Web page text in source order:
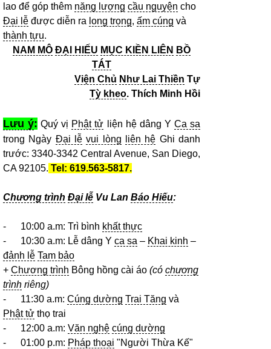
lao để góp thêm năng lượng cầu nguyện cho
Đại lễ được diễn ra long trọng, ấm cúng và
thành tựu.
NAM MÔ ĐẠI HIẾU MỤC KIỀN LIÊN BỒ
TÁT
Viện Chủ Như Lai Thiền Tự
Tỳ kheo. Thích Minh Hồi
Lưu ý: Quý vị Phật tử liện hệ dâng Y Ca sa
trong Ngày Đại lễ vui lòng liên hệ Ghi danh
trước: 3340-3342 Central Avenue, San Diego,
CA 92105. Tel: 619.563-5817.
Chương trình Đại lễ Vu Lan Báo Hiếu:
- 10:00 a.m: Trì bình khất thực
- 10:30 a.m: Lễ dâng Y ca sa – Khai kinh –
đảnh lễ Tam bảo
+ Chương trình Bông hồng cài áo (có chương
trình riêng)
- 11:30 a.m: Cúng dường Trai Tăng và
Phật tử thọ trai
- 12:00 a.m: Văn nghệ cúng dường
- 01:00 p.m: Pháp thoại "Người Thừa Kế"